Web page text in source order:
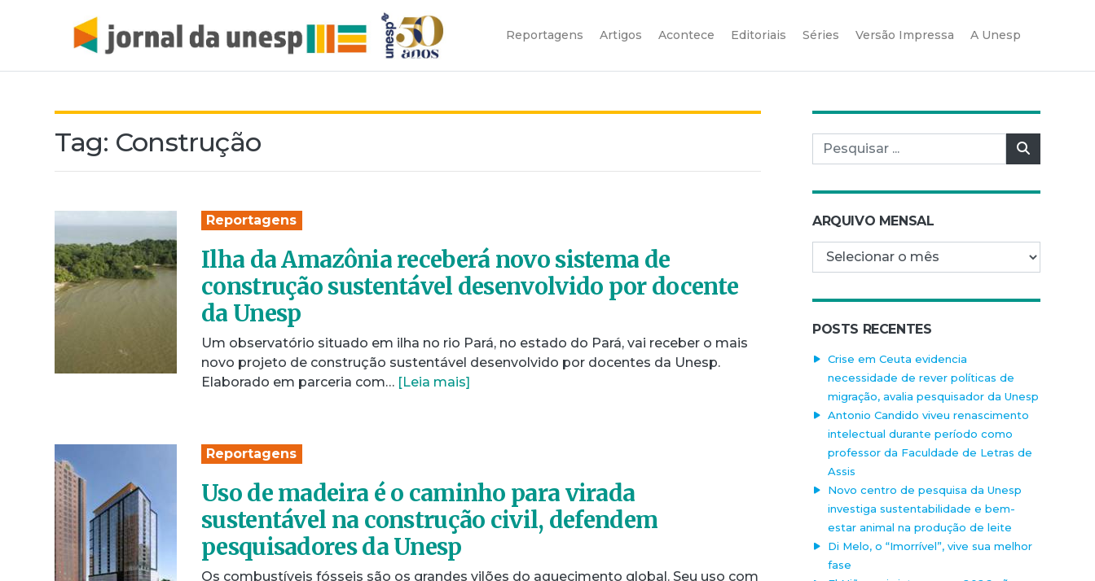
Reportagens Artigos Acontece Editoriais Séries Versão Impressa A Unesp
Tag: Construção
Reportagens
Ilha da Amazônia receberá novo sistema de
construção sustentável desenvolvido por docente
da Unesp
Um observatório situado em ilha no rio Pará, no estado do Pará, vai receber o mais
novo projeto de construção sustentável desenvolvido por docentes da Unesp.
Elaborado em parceria com… [Leia mais]
Reportagens
Uso de madeira é o caminho para virada
sustentável na construção civil, defendem
pesquisadores da Unesp
Os combustíveis fósseis são os grandes vilões do aquecimento global. Seu uso com
Pesquisar por:
ARQUIVO MENSAL
Arquivo mensal
POSTS RECENTES
Crise em Ceuta evidencia
necessidade de rever políticas de
migração, avalia pesquisador da Unesp
Antonio Candido viveu renascimento
intelectual durante período como
professor da Faculdade de Letras de
Assis
Novo centro de pesquisa da Unesp
investiga sustentabilidade e bem-
estar animal na produção de leite
Di Melo, o “Imorrível”, vive sua melhor
fase